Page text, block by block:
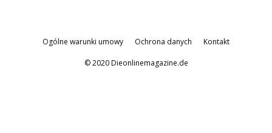
Ogólne warunki umowy Ochrona danych Kontakt
© 2020 Dieonlinemagazine.de